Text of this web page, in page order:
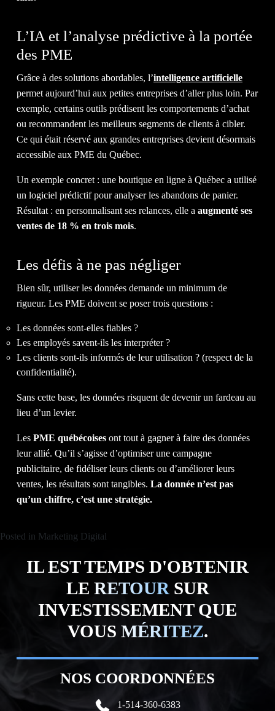
DISCUTEZ AVEC NOUS
1-514-360-6383
L’IA et l’analyse prédictive à la portée
des PME
Grâce à des solutions abordables, l’intelligence artificielle
permet aujourd’hui aux petites entreprises d’aller plus loin. Par
exemple, certains outils prédisent les comportements d’achat
ou recommandent les meilleurs segments de clients à cibler.
Ce qui était réservé aux grandes entreprises devient désormais
accessible aux PME du Québec.
Un exemple concret : une boutique en ligne à Québec a utilisé
un logiciel prédictif pour analyser les abandons de panier.
Résultat : en personnalisant ses relances, elle a augmenté ses
ventes de 18 % en trois mois.
Les défis à ne pas négliger
Bien sûr, utiliser les données demande un minimum de
rigueur. Les PME doivent se poser trois questions :
Les données sont-elles fiables ?
Les employés savent-ils les interpréter ?
Les clients sont-ils informés de leur utilisation ? (respect de la
confidentialité).
Sans cette base, les données risquent de devenir un fardeau au
lieu d’un levier.
Les PME québécoises ont tout à gagner à faire des données
leur allié. Qu’il s’agisse d’optimiser une campagne
publicitaire, de fidéliser leurs clients ou d’améliorer leurs
ventes, les résultats sont tangibles. La donnée n’est pas
qu’un chiffre, c’est une stratégie.
Posted in Marketing Digital
IL EST TEMPS D'OBTENIR
LE RETOURSUR
INVESTISSEMENT QUE
VOUS MÉRITEZ.
NOS COORDONNÉES
1-514-360-6383